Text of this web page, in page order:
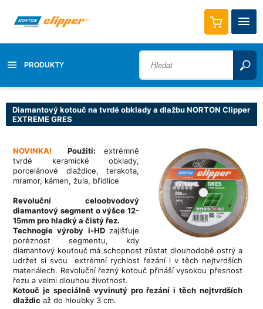
PRODUKTY
Diamantový kotouč na tvrdé obklady a dlažbu NORTON Clipper
EXTREME GRES
NOVINKA! Použití: extrémně
tvrdé keramické obklady,
porcelánové dlaždice, terakota,
mramor, kámen, žula, břidlice
Revoluční celoobvodový
diamantový segment o výšce 12-
15mm pro hladký a čistý řez.
Technogie výroby i-HD zajišťuje
poréznost segmentu, kdy
diamantový koutouč má schopnost zůstat dlouhodobě ostrý a
udržet si svou extrémní rychlost řezání i v těch nejtvrdších
materiálech. Revoluční řezný kotouč přináší vysokou přesnost
řezu a velmi dlouhou životnost.
Kotouč je speciálně vyvinutý pro řezání i těch nejtvrdších
dlaždic až do hloubky 3 cm.